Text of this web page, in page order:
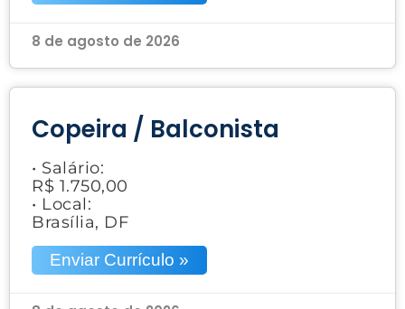
8 de agosto de 2026
Copeira / Balconista
• Salário:
R$ 1.750,00
• Local:
Brasília, DF
Enviar Currículo »